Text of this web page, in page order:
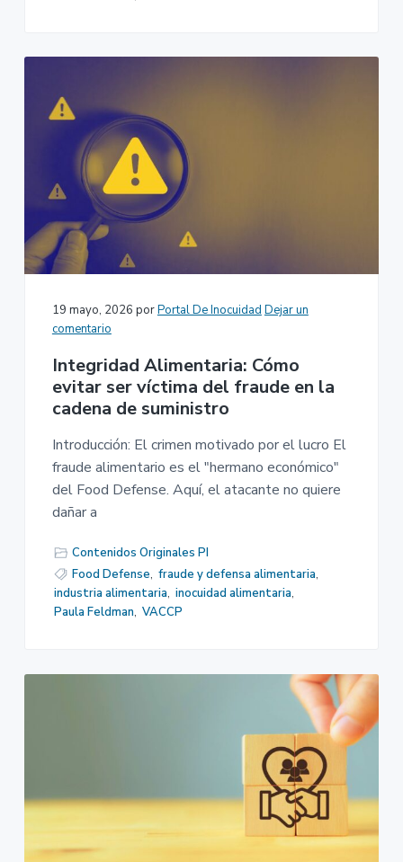
19 mayo, 2026 porPortal De Inocuidad Dejar un
comentario
Integridad Alimentaria: Cómo
evitar ser víctima del fraude en la
cadena de suministro
Introducción: El crimen motivado por el lucro El
fraude alimentario es el "hermano económico"
del Food Defense. Aquí, el atacante no quiere
dañar a
Contenidos Originales PI
Food Defense, fraude y defensa alimentaria,
industria alimentaria, inocuidad alimentaria,
Paula Feldman, VACCP